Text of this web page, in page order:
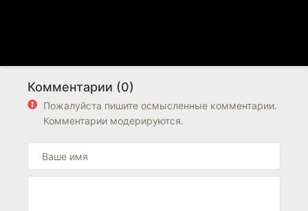
Комментарии (0)
Пожалуйста пишите осмысленные комментарии.
Комментарии модерируются.